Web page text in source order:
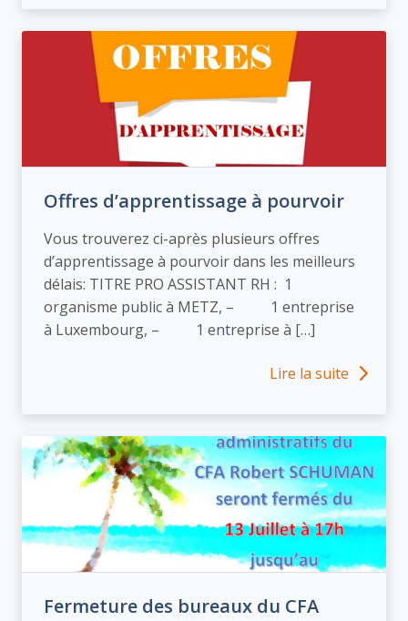
Offres d’apprentissage à pourvoir
Vous trouverez ci-après plusieurs offres
d’apprentissage à pourvoir dans les meilleurs
délais: TITRE PRO ASSISTANT RH : 1
organisme public à METZ, – 1 entreprise
à Luxembourg, – 1 entreprise à […]
Lire la suite
Fermeture des bureaux du CFA